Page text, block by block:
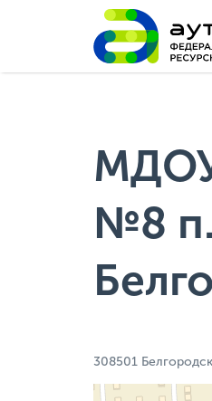
МДОУ
№8 п.
308501